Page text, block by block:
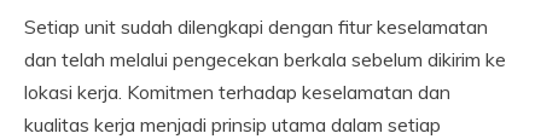
Setiap unit sudah dilengkapi dengan fitur keselamatan
dan telah melalui pengecekan berkala sebelum dikirim ke
lokasi kerja. Komitmen terhadap keselamatan dan
kualitas kerja menjadi prinsip utama dalam setiap